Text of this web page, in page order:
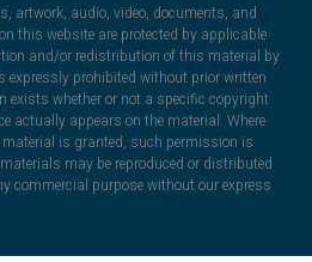
artwork, audio, video, documents, and
this website are protected by applicable
and/or redistribution of this material by
prohibited without prior written
exists whether or not a specific copyright
actually appears on the material. Where
is granted, such permission is
may be reproduced or distributed
commercial purpose without our express